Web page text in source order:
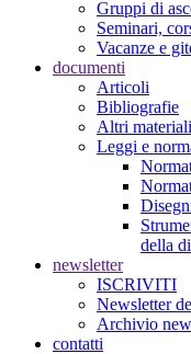
Gruppi di
Seminari,
Vacanze e
documenti
Articoli
Bibliografie
Altri materiali
Leggi e
della
newsletter
ISCRIVITI
Newsletter
Archivio
contatti